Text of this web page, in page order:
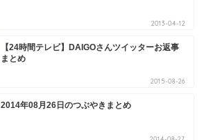
2013-04-12
【24時間テレビ】DAIGOさんツイッターお返事
まとめ
2015-08-26
2014年08月26日のつぶやきまとめ